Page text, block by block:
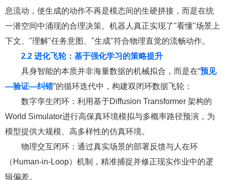
息流动，使生成的动作不再是模态间的生硬拼接，而是在统
一潜空间中涌现的合理决策。机器人真正实现了"看懂"场景上
下文、"理解"任务意图、"生成"符合物理直觉的流畅动作。
2.2 进化飞轮：基于强化学习的策略提升
具身智能的本质并非海量数据的机械拟合，而是在“预见
—验证—纠错”的循环迭代中，构建双闭环数据飞轮：
数字孪生闭环：利用基于Diffusion Transformer 架构的
World Simulator进行高保真环境模拟与多概率路径预演，为
模型提供大规模、高多样性的仿真环境。
物理交互闭环：通过真实场景的部署反馈与人在环
（Human-in-Loop）机制，精准捕捉并修正现实作业中的逻
辑偏差。